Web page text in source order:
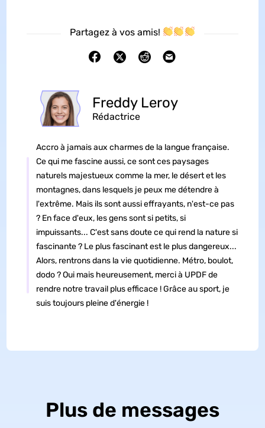
Partagez à vos amis!
Freddy Leroy
Rédactrice
Accro à jamais aux charmes de la langue française.
Ce qui me fascine aussi, ce sont ces paysages
naturels majestueux comme la mer, le désert et les
montagnes, dans lesquels je peux me détendre à
l'extrême. Mais ils sont aussi effrayants, n'est-ce pas
? En face d'eux, les gens sont si petits, si
impuissants... C'est sans doute ce qui rend la nature si
fascinante ? Le plus fascinant est le plus dangereux...
Alors, rentrons dans la vie quotidienne. Métro, boulot,
dodo ? Oui mais heureusement, merci à UPDF de
rendre notre travail plus efficace ! Grâce au sport, je
suis toujours pleine d'énergie !
Plus de messages